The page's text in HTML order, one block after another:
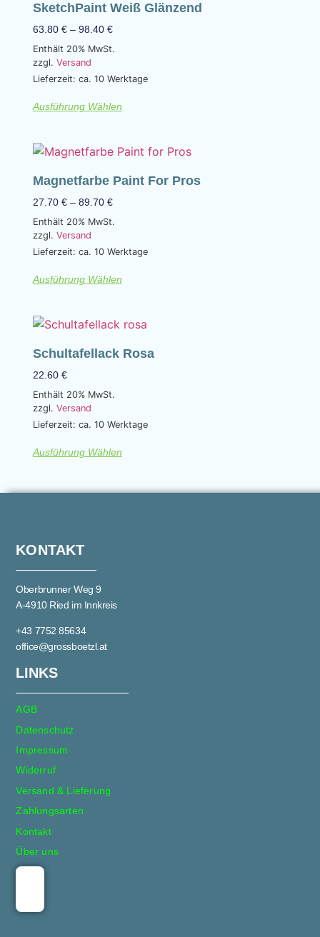
SketchPaint Weiß Glänzend
63.80 € – 98.40 €
Enthält 20% MwSt.
zzgl. Versand
Lieferzeit: ca. 10 Werktage
Ausführung Wählen
Magnetfarbe Paint For Pros
27.70 € – 89.70 €
Enthält 20% MwSt.
zzgl. Versand
Lieferzeit: ca. 10 Werktage
Ausführung Wählen
Schultafellack Rosa
22.60 €
Enthält 20% MwSt.
zzgl. Versand
Lieferzeit: ca. 10 Werktage
Ausführung Wählen
LINKS
AGB
Datenschutz
Impressum
Widerruf
Versand & Lieferung
Zahlungsarten
Kontakt
Über uns
KONTAKT
Oberbrunner Weg 9
A-4910 Ried im Innkreis
+43 7752 85634
office@grossboetzl.at